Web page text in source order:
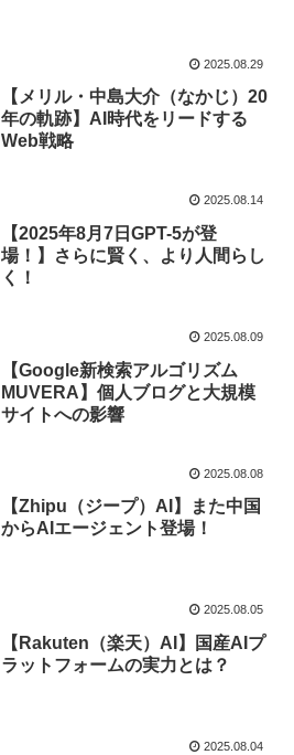
2025.08.29
【メリル・中島大介（なかじ）20
年の軌跡】AI時代をリードする
Web戦略
2025.08.14
【2025年8月7日GPT-5が登
場！】さらに賢く、より人間らし
く！
2025.08.09
【Google新検索アルゴリズム
MUVERA】個人ブログと大規模
サイトへの影響
2025.08.08
【Zhipu（ジープ）AI】また中国
からAIエージェント登場！
2025.08.05
【Rakuten（楽天）AI】国産AIプ
ラットフォームの実力とは？
2025.08.04